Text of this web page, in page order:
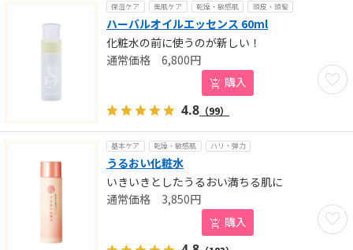
保湿ケア 美肌ケア 乾燥・敏感肌 頭皮・頭髪
ハーバルオイルエッセンス 60ml
化粧水の前に使うのが新しい！
お気
6,800円
購入
4.8 （99）
基本ケア 乾燥・敏感肌 ハリ・弾力
うるおい化粧水
いきいきとしたうるおい満ちる肌に
お気
3,850円
購入